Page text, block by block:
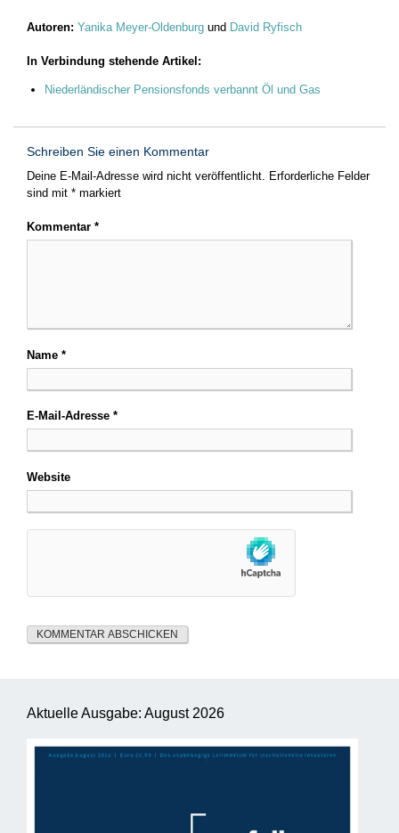
Autoren: Yanika Meyer-Oldenburg und David Ryfisch
In Verbindung stehende Artikel:
Niederländischer Pensionsfonds verbannt Öl und Gas
Schreiben Sie einen Kommentar
Deine E-Mail-Adresse wird nicht veröffentlicht. Erforderliche Felder
sind mit * markiert
Kommentar *
Name *
E-Mail-Adresse *
Website
Aktuelle Ausgabe: August 2026